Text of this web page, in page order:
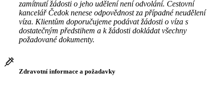
zamítnutí žádosti o jeho udělení není odvolání. Cestovní
kancelář Čedok nenese odpovědnost za případné neudělení
víza. Klientům doporučujeme podávat žádosti o víza s
dostatečným předstihem a k žádosti dokládat všechny
požadované dokumenty.
Zdravotní informace a požadavky